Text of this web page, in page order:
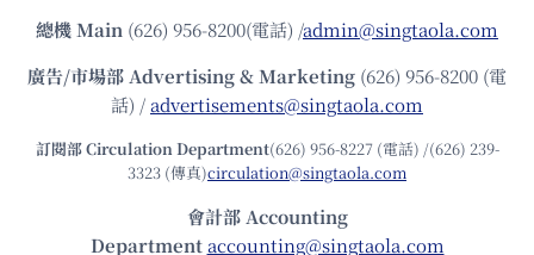
總機Main (626) 956-8200(電話) /admin@singtaola.com
廣告/市場部Advertising & Marketing (626) 956-8200 (電
話) /advertisements@singtaola.com
訂閱部 Circulation Department(626) 956-8227 (電話) /(626) 239-
3323 (傳真)circulation@singtaola.com
會計部 Accounting
Department accounting@singtaola.com